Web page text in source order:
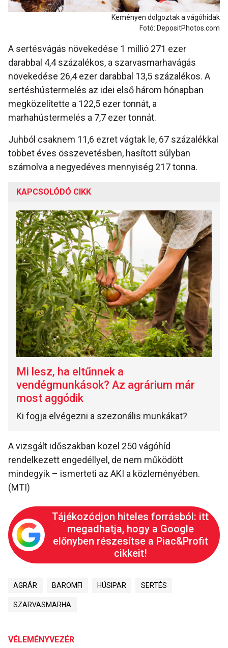
Keményen dolgoztak a vágóhidak
Fotó: DepositPhotos.com
A sertésvágás növekedése 1 millió 271 ezer
darabbal 4,4 százalékos, a szarvasmarhavágás
növekedése 26,4 ezer darabbal 13,5 százalékos. A
sertéshústermelés az idei első három hónapban
megközelítette a 122,5 ezer tonnát, a
marhahústermelés a 7,7 ezer tonnát.
Juhból csaknem 11,6 ezret vágtak le, 67 százalékkal
többet éves összevetésben, hasított súlyban
számolva a negyedéves mennyiség 217 tonna.
KAPCSOLÓDÓ CIKK
Mi lesz, ha eltűnnek a
vendégmunkások? Az agrárium már
most aggódik
Ki fogja elvégezni a szezonális munkákat?
A vizsgált időszakban közel 250 vágóhíd
rendelkezett engedéllyel, de nem működött
mindegyik – ismerteti az AKI a közleményében.
(MTI)
Tájékozódjon hiteles forrásból: itt
megadhatja, hogy a Google
előnyben részesítse a Piac&Profit
cikkeit!
AGRÁR BAROMFI HÚSIPAR SERTÉS
SZARVASMARHA
VÉLEMÉNYVEZÉR